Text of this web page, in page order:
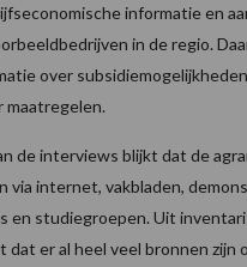
informatie en
in de regio.
over
maatregelen.
de interviews blijkt dat de
via internet, vakbladen,
en studiegroepen. Uit
dat er al heel veel bronnen zijn